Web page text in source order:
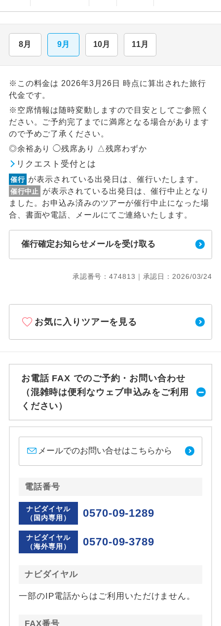
8月 9月 10月 11月
※この料金は 2026年3月26日 時点に算出された旅行
代金です。
※空席情報は随時変動しますので目安としてご参照く
ださい。ご予約完了までに満席となる場合があります
ので予めご了承ください。
◎余裕あり ◯残席あり △残席わずか
リクエスト受付とは
催行 が表示されている出発日は、催行いたします。
催行中止
が表示されている出発日は、催行中止となり
ました。お申込み済みのツアーが催行中止になった場
合、書面や電話、メールにてご連絡いたします。
催行確定お知らせメールを受け取る
承認番号：474813｜承認日：2026/03/24
お気に入りツアーを見る
お電話 FAX でのご予約・お問い合わせ
（混雑時は便利なウェブ申込みをご利用
ください）
メールでのお問い合せはこちらから
電話番号
ナビダイヤル
（国内専用）
0570-09-1289
ナビダイヤル
（海外専用）
0570-09-3789
ナビダイヤル
一部のIP電話からはご利用いただけません。
FAX番号